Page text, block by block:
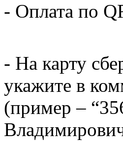
- Оплата по
- На карту
укажите в
(пример –